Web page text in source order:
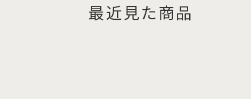
最近見た商品